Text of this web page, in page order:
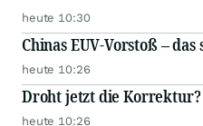
heute 10:30
Chinas EUV-Vorstoß –
heute 10:26
Droht jetzt die Korrektur?
heute 10:26